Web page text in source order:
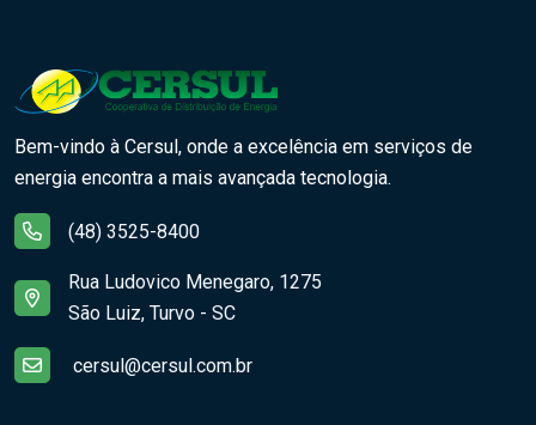
Bem-vindo à Cersul, onde a excelência em serviços de
energia encontra a mais avançada tecnologia.
(48) 3525-8400
Rua Ludovico Menegaro, 1275
São Luiz, Turvo - SC
cersul@cersul.com.br